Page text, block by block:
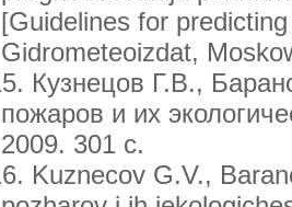
[Guidelines for
Gidrometeoizdat,
Кузнецов Г.В.,
пожаров и их
2009. 301 с.
Kuznecov G.V.,